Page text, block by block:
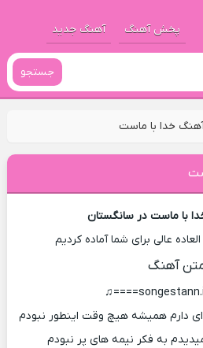
پخش آهنگ آهنگ جدید
جستجو
آهنگ خدا با ماست
با ماست در سانگستان
عالی برای شما آماده کردیم
آهنگ
دارم همیشه هیچ وقت اینطور نبودم
به فکر نیمه های پر نبودم